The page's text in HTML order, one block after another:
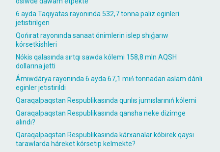
6 ayda Taqıyatas rayonında 532,7 tonna palız eginleri
jetistirilgen
Qońırat rayonında sanaat ónimlerin islep shıǵarıw
kórsetkishleri
Nókis qalasında sırtqı sawda kólemi 158,8 mln AQSH
dollarına jetti
Ámiwdárya rayonında 6 ayda 67,1 mıń tonnadan aslam dánli
eginler jetistirildi
Qaraqalpaqstan Respublikasında qurılıs jumıslarınıń kólemi
Qaraqalpaqstan Respublikasında qansha neke dizimge
alındı?
Qaraqalpaqstan Respublikasında kárxanalar kóbirek qaysı
tarawlarda háreket kórsetip kelmekte?